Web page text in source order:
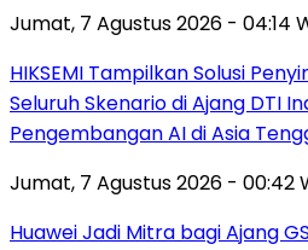
Jumat, 7 Agustus 2026 - 04:14
HIKSEMI Tampilkan Solusi
Seluruh Skenario di Ajang DTI
Pengembangan AI di Asia
Jumat, 7 Agustus 2026 - 00:42
Huawei Jadi Mitra bagi Ajang